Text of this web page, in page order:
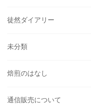
徒然ダイアリー
未分類
焙煎のはなし
通信販売について